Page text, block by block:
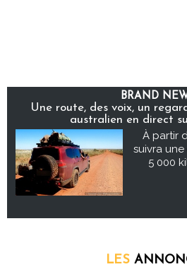
BRAND
Une route, des voix, un
australien en direct
À partir
suivra
5 000
LES